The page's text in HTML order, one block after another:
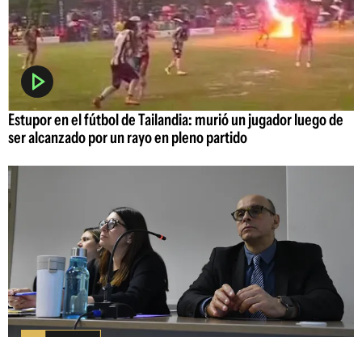
Estupor en el fútbol de Tailandia: murió un jugador luego de
ser alcanzado por un rayo en pleno partido